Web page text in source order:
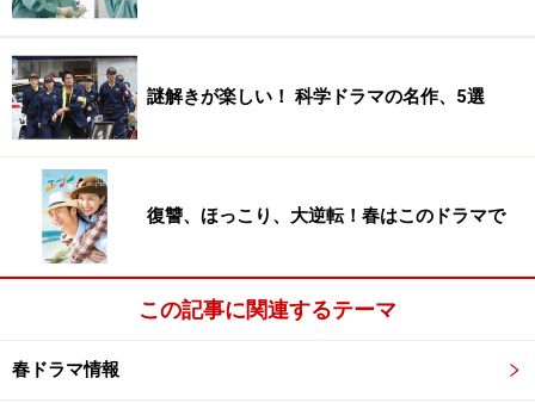
謎解きが楽しい！ 科学ドラマの名作、5選
復讐、ほっこり、大逆転！春はこのドラマで
この記事に関連するテーマ
春ドラマ情報